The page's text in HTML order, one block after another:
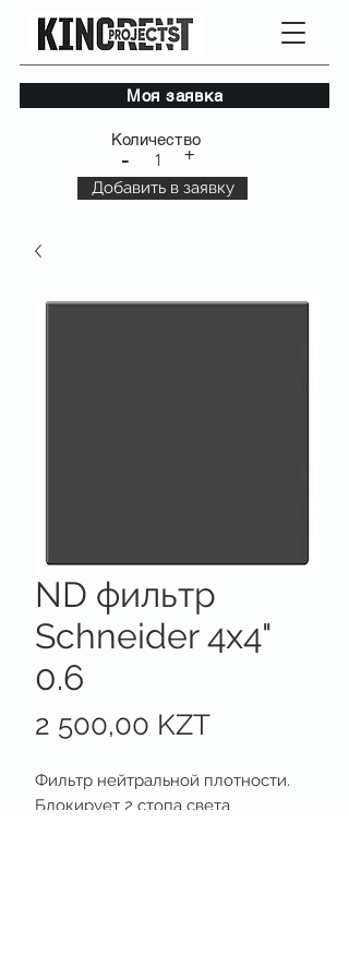
Моя заявка
Количество
- 1 +
Добавить в заявку
ND фильтр
Schneider 4x4"
0.6
2 500,00 KZTЦена
Фильтр нейтральной плотности.
Блокирует 2 стопа света